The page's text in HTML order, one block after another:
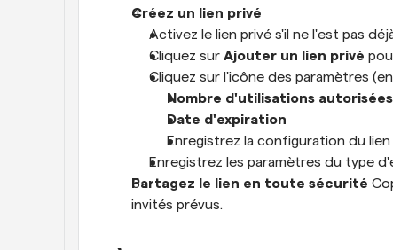
Créez un lien privé
Activez le lien privé s'il ne l'est pas
Cliquez sur Ajouter un lien privé
Cliquez sur l'icône des paramètres
Nombre d'utilisations autorisées
Date d'expiration
Enregistrez la configuration du lien
Enregistrez les paramètres du type
Partagez le lien en toute sécurité
invités prévus.